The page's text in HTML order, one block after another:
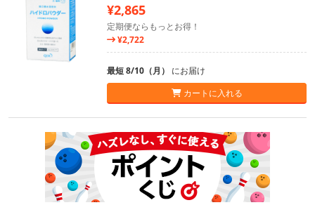
¥2,865
定期便ならもっとお得！
¥2,722
最短 8/10（月） にお届け
カートに入れる